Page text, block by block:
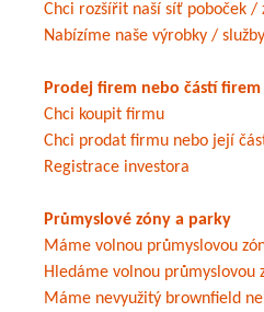
Chci rozšířit naší síť poboček /
Nabízíme naše výrobky / služby
Prodej firem nebo částí firem
Chci koupit firmu
Chci prodat firmu nebo její
Registrace investora
Průmyslové zóny a parky
Máme volnou průmyslovou
Hledáme volnou průmyslovou
Máme nevyužitý brownfield